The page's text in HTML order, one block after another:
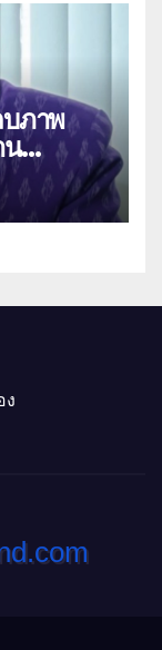
ภาพ
น
69” มุ่ง
รรม-จับ
ล (คลิป)
ง